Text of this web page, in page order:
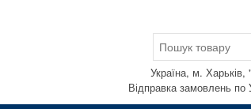
Україна, м.
Відправка замовлень по